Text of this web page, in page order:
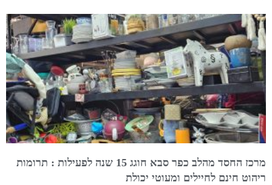
מרכז החסד מהלב כפר סבא חוגג 15 שנה לפעילות : תרומות
ריהוט חינם לחיילים ומעוטי יכולת